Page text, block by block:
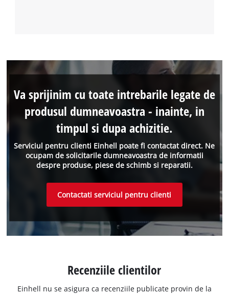
Serviciul pentru clienti Einhell poate fi contactat direct. Ne
ocupam de solicitarile dumneavoastra de informatii
despre produse, piese de schimb si reparatii.
Va sprijinim cu toate intrebarile legate de
produsul dumneavoastra - inainte, in
timpul si dupa achizitie.
Contactati serviciul pentru clienti
Recenziile clientilor
Einhell nu se asigura ca recenziile publicate provin de la